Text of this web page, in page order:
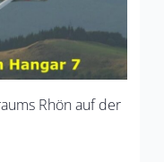
Rhön auf der